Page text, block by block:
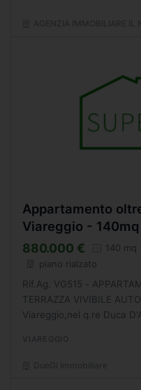
Appartamento
Viareggio - 140mq
880.000 € 140 mq
piano rialzato
Rif.Ag. VG515 -
TERRAZZA VIVIBILE
Viareggio,nel q.re Duca